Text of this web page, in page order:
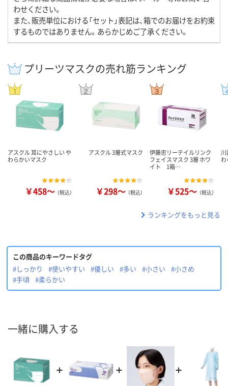
わせください。
また、販売単位における「セット」表記は、箱でのお届けをお約束
するものではありません。あらかじめご了承ください。
プリーツマスクの売れ筋ランキング
アスクル 耳にやさしい や
わらかいマスク
￥458～ （税込）
アスクル 3層式マスク
￥298～ （税込）
伊藤忠リーテイルリンク
フェイスマスク 3層 ホワ
イト 1箱…
￥525～ （税込）
わ
ランキングをもっと見る
この商品のキーワードタグ
#しっかり
#使いやすい #優しい #多い #小さい
#小さめ
#手頃 #柔らかい
一緒に購入する